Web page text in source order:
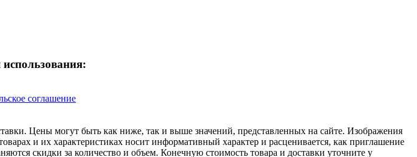
соглашение
Цены могут быть как ниже, так и выше значений, представленных на сайте. Изображения
и их характеристиках носит информативный характер и расценивается, как приглашение
скидки за количество и объем. Конечную стоимость товара и доставки уточните у